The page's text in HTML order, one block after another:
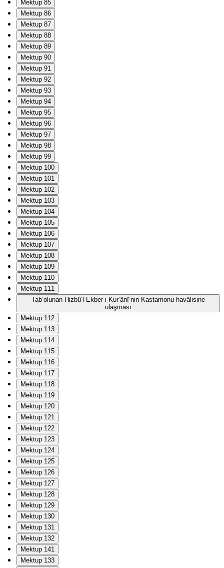
Mektup 85
Mektup 86
Mektup 87
Mektup 88
Mektup 89
Mektup 90
Mektup 91
Mektup 92
Mektup 93
Mektup 94
Mektup 95
Mektup 96
Mektup 97
Mektup 98
Mektup 99
Mektup 100
Mektup 101
Mektup 102
Mektup 103
Mektup 104
Mektup 105
Mektup 106
Mektup 107
Mektup 108
Mektup 109
Mektup 110
Mektup 111
Tab‘olunan Hizbü’l-Ekber-i Kur’ânî’nin Kastamonu havâlisine
ulaşması
Mektup 112
Mektup 113
Mektup 114
Mektup 115
Mektup 116
Mektup 117
Mektup 118
Mektup 119
Mektup 120
Mektup 121
Mektup 122
Mektup 123
Mektup 124
Mektup 125
Mektup 126
Mektup 127
Mektup 128
Mektup 129
Mektup 130
Mektup 131
Mektup 132
Mektup 141
Mektup 133